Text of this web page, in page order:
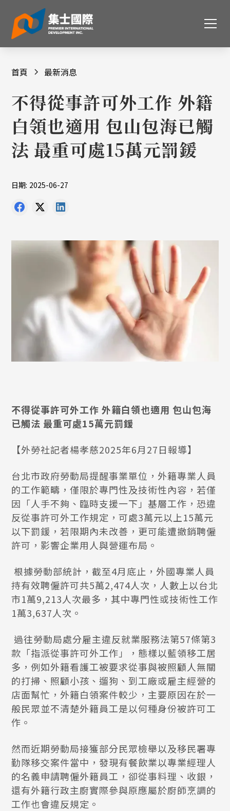
首頁 最新消息
不得從事許可外工作 外籍
白領也適用 包山包海已觸
法 最重可處15萬元罰鍰
日期: 2025-06-27
不得從事許可外工作 外籍白領也適用 包山包海
已觸法 最重可處15萬元罰鍰
【外勞社記者楊孝慈2025年6月27日報導】
台北市政府勞動局提醒事業單位，外籍專業人員
的工作範疇，僅限於專門性及技術性內容，若僅
因「人手不夠、臨時支援一下」基層工作，恐違
反從事許可外工作規定，可處3萬元以上15萬元
以下罰鍰，若限期內未改善，更可能遭撤銷聘僱
許可，影響企業用人與營運布局。
根據勞動部統計，截至4月底止，外國專業人員
持有效聘僱許可共5萬2,474人次，人數上以台北
市1萬9,213人次最多，其中專門性或技術性工作
1萬3,637人次。
過往勞動局處分雇主違反就業服務法第57條第3
款「指派從事許可外工作」，態樣以藍領移工居
多，例如外籍看護工被要求從事與被照顧人無關
的打掃、照顧小孩、遛狗、到工廠或雇主經營的
店面幫忙，外籍白領案件較少，主要原因在於一
般民眾並不清楚外籍員工是以何種身份被許可工
作。
然而近期勞動局接獲部分民眾檢舉以及移民署專
勤隊移交案件當中，發現有餐飲業以專業經理人
的名義申請聘僱外籍員工，卻從事料理、收銀，
還有外籍行政主廚實際參與原應屬於廚師烹調的
工作也會違反規定。